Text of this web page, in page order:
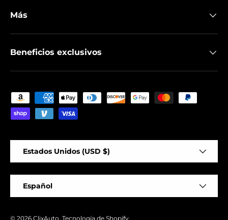
Más
Beneficios exclusivos
Formas de pago aceptadas
Estados Unidos (USD $)
Español
© 2026 ClixAuto. Tecnología de Shopify.